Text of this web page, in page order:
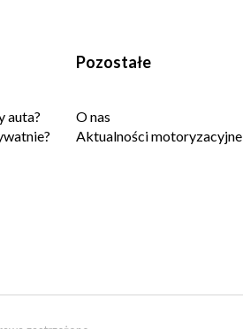
auta?
Pozostałe
O nas
Aktualności motoryzacyjne